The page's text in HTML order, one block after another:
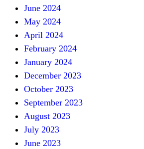
June 2024
May 2024
April 2024
February 2024
January 2024
December 2023
October 2023
September 2023
August 2023
July 2023
June 2023